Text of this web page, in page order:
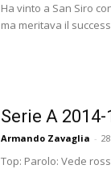
Ha vinto a San Siro
ma meritava il
Serie A
Armando Zavaglia -
Top: Parolo: Vede